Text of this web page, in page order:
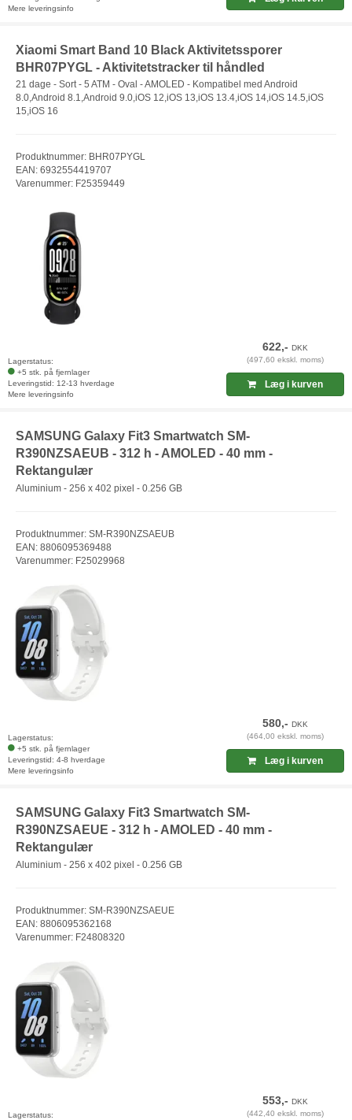
Mere leveringsinfo
Xiaomi Smart Band 10 Black Aktivitetssporer
BHR07PYGL - Aktivitetstracker til håndled
21 dage - Sort - 5 ATM - Oval - AMOLED - Kompatibel med Android
8.0,Android 8.1,Android 9.0,iOS 12,iOS 13,iOS 13.4,iOS 14,iOS 14.5,iOS
15,iOS 16
Produktnummer: BHR07PYGL
EAN: 6932554419707
Varenummer: F25359449
Lagerstatus:
+5 stk. på fjernlager
Leveringstid: 12-13 hverdage
Mere leveringsinfo
622,-DKK
(497,60 ekskl. moms)
Læg i kurven
SAMSUNG Galaxy Fit3 Smartwatch SM-
R390NZSAEUB - 312 h - AMOLED - 40 mm -
Rektangulær
Aluminium - 256 x 402 pixel - 0.256 GB
Produktnummer: SM-R390NZSAEUB
EAN: 8806095369488
Varenummer: F25029968
Lagerstatus:
+5 stk. på fjernlager
Leveringstid: 4-8 hverdage
Mere leveringsinfo
580,-DKK
(464,00 ekskl. moms)
Læg i kurven
SAMSUNG Galaxy Fit3 Smartwatch SM-
R390NZSAEUE - 312 h - AMOLED - 40 mm -
Rektangulær
Aluminium - 256 x 402 pixel - 0.256 GB
Produktnummer: SM-R390NZSAEUE
EAN: 8806095362168
Varenummer: F24808320
Lagerstatus:
553,-DKK
(442,40 ekskl. moms)